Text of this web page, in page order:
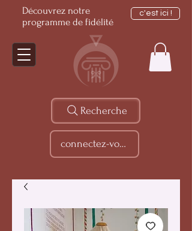
Découvrez notre
programme de fidélité
c'est ici !
Recherche
connectez-vous...